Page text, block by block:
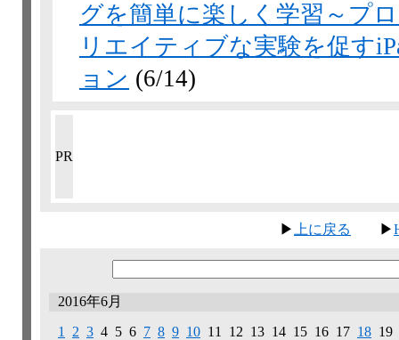
グを簡単に楽しく学習～プ
リエイティブな実験を促す
ョン (6/14)
PR
▶ 上に戻る ▶
2016年6月
1
2 3 4 5 6 7 8 9 10 11 12 13 14 15 16 17 18